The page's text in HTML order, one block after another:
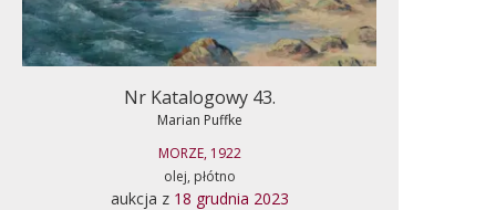
Nr Katalogowy 43.
Marian Puffke
MORZE, 1922
olej, płótno
aukcja z 18 grudnia 2023